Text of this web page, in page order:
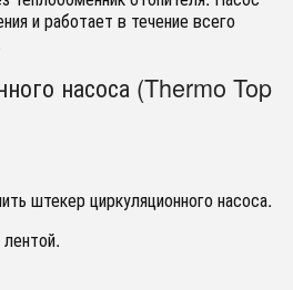
и работает в течение всего
насоса (Thermo Top
штекер циркуляционного насоса.